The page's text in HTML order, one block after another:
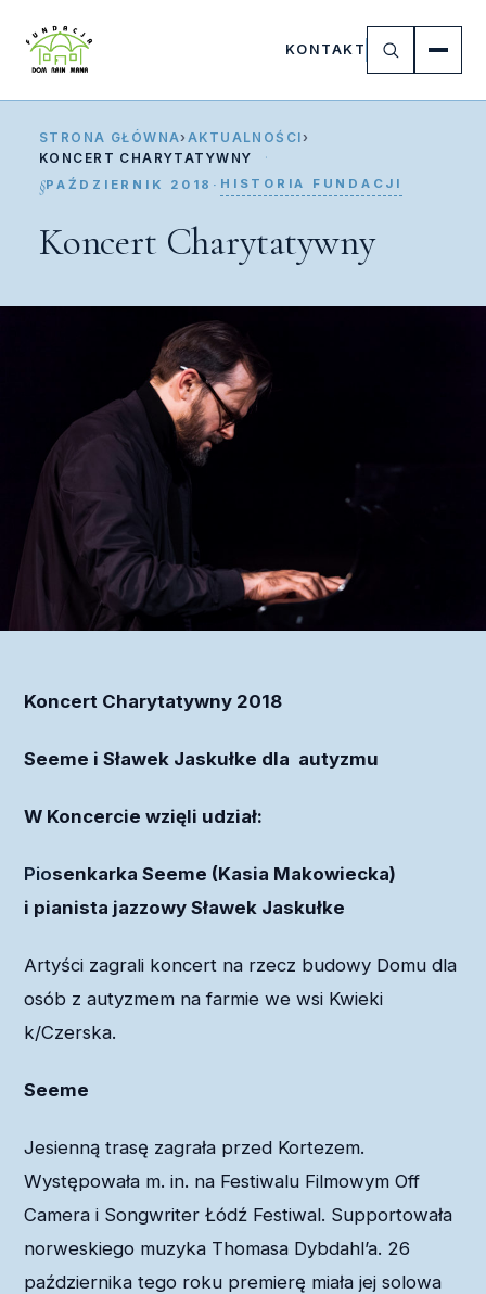
KONTAKT
STRONA GŁÓWNA› AKTUALNOŚCI ›
KONCERT CHARYTATYWNY
PAŹDZIERNIK 2018 · HISTORIA FUNDACJI
Koncert Charytatywny
Koncert Charytatywny 2018
Seeme i Sławek Jaskułke dla autyzmu
W Koncercie wzięli udział:
Piosenkarka Seeme (Kasia Makowiecka)
i pianista jazzowy Sławek Jaskułke
Artyści zagrali koncert na rzecz budowy Domu dla
osób z autyzmem na farmie we wsi Kwieki
k/Czerska.
Seeme
Jesienną trasę zagrała przed Kortezem.
Występowała m. in. na Festiwalu Filmowym Off
Camera i Songwriter Łódź Festiwal. Supportowała
norweskiego muzyka Thomasa Dybdahl’a. 26
października tego roku premierę miała jej solowa